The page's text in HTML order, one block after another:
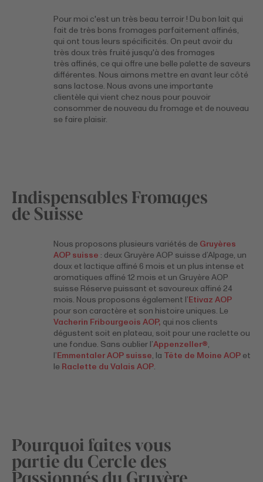
Pour moi c'est un très beau terroir ! Du bon lait qui
fait de très bons fromages parfaitement affinés,
qui ont tous leurs spécificités. On peut avoir du
très doux très fruité jusqu'à des fromages
très affinés, ce qui offre une belle palette de saveurs
différentes. Nous aimons mettre en avant leur côté
sans lactose. Nous avons une importante
clientèle qui vient chez nous pour pouvoir
consommer de nouveau du fromage et de nouveau
se faire plaisir.
Indispensables Fromages
de Suisse
Nous proposons plusieurs variétés de Gruyères
AOP suisse : deux Gruyère AOP suisse d’Alpage, un
doux et lactique affiné 6 mois et un plus intense et
aromatiques affiné 12 mois et un Gruyère AOP
suisse Réserve puissant et savoureux affiné 24
mois. Nous proposons également l’Etivaz AOP
pour son caractère et son histoire uniques. Le
Vacherin Fribourgeois AOP, qui nos clients
dégustent soit en plateau, soit pour une raclette ou
une fondue. Sans oublier l’Appenzeller®,
l’Emmentaler AOP suisse, la Tête de Moine AOP et
le Raclette du Valais AOP.
Pourquoi faites vous
partie du Cercle des
Passionnés du Gruyère